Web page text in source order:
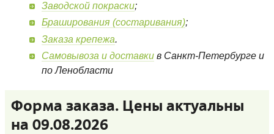
Заводской покраски;
Браширования (состаривания);
Заказа крепежа.
Самовывоза и доставки в Санкт-Петербурге и
по Ленобласти
Форма заказа. Цены актуальны
на 09.08.2026